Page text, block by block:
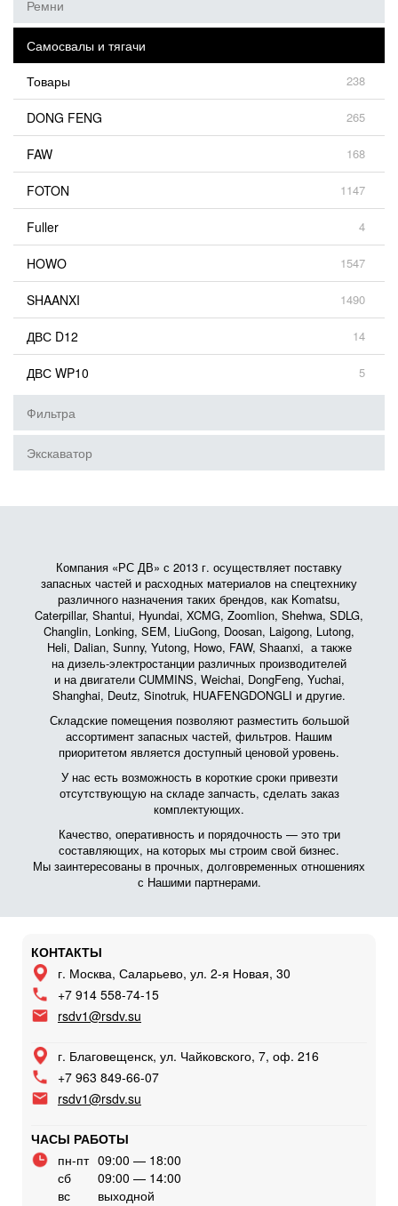
Ремни
Самосвалы и тягачи
Товары
238
DONG FENG 265
FAW 168
FOTON 1147
Fuller 4
HOWO 1547
SHAANXI 1490
ДВС D12 14
ДВС WP10 5
Фильтра
Экскаватор
Компания «РС ДВ» с 2013 г. осуществляет поставку
запасных частей и расходных материалов на спецтехнику
различного назначения таких брендов, как Komatsu,
Caterpillar, Shantui, Hyundai, XCMG, Zoomlion, Shehwa, SDLG,
Changlin, Lonking, SEM, LiuGong, Doosan, Laigong, Lutong,
Heli, Dalian, Sunny, Yutong, Howo, FAW, Shaanxi, а также
на дизель-электростанции различных производителей
и на двигатели CUMMINS, Weichai, DongFeng, Yuchai,
Shanghai, Deutz, Sinotruk, HUAFENGDONGLI и другие.
Складские помещения позволяют разместить большой
ассортимент запасных частей, фильтров. Нашим
приоритетом является доступный ценовой уровень.
У нас есть возможность в короткие сроки привезти
отсутствующую на складе запчасть, сделать заказ
комплектующих.
Качество, оперативность и порядочность — это три
составляющих, на которых мы строим свой бизнес.
Мы заинтересованы в прочных, долговременных отношениях
с Нашими партнерами.
КОНТАКТЫ
г. Москва, Саларьево, ул. 2-я Новая, 30
+7 914 558-74-15
rsdv1@rsdv.su
г. Благовещенск, ул. Чайковского, 7, оф. 216
+7 963 849-66-07
rsdv1@rsdv.su
ЧАСЫ РАБОТЫ
пн-пт 09:00 — 18:00
сб
09:00 — 14:00
вс
выходной